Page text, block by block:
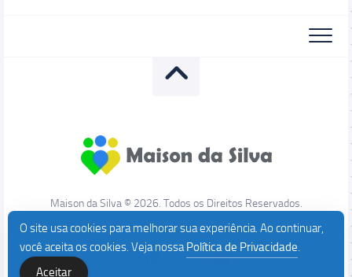
Maison da Silva © 2026. Todos os Direitos Reservados.
O site usa cookies para melhorar sua experiência. Ao continuar,
você aceita os cookies. Veja nossaPolítica de Privacidade.
Aceitar